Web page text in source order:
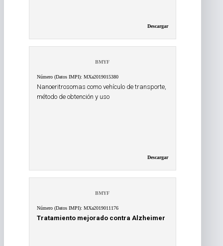
Descargar
BMYF
Número (Datos IMPI): MXa2019015380
Nanoeritrosomas como vehículo de transporte,
método de obtención y uso
Descargar
BMYF
Número (Datos IMPI): MXa2019011176
Tratamiento mejorado contra Alzheimer